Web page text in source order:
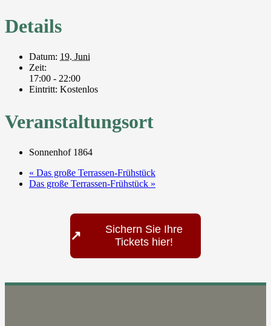
Details
Datum: 19. Juni
Zeit:
17:00 - 22:00
Eintritt: Kostenlos
Veranstaltungsort
Sonnenhof 1864
« Das große Terrassen-Frühstück
Das große Terrassen-Frühstück »
↗
Sichern Sie Ihre
Tickets hier!